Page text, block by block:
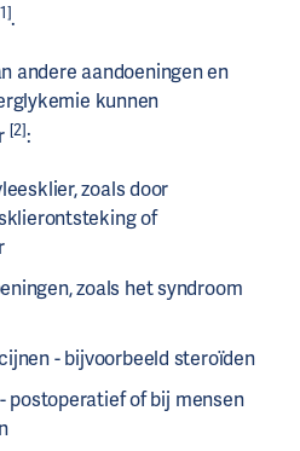
.
andere aandoeningen en
kunnen
[2]:
zoals door
of
zoals het syndroom
- bijvoorbeeld steroïden
postoperatief of bij mensen